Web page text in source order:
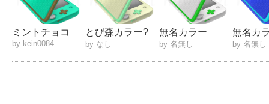
ミントチョコ
by kein0084
とび森カラー?
by なし
無名カラー
by 名無し
無名カ
by 名無し